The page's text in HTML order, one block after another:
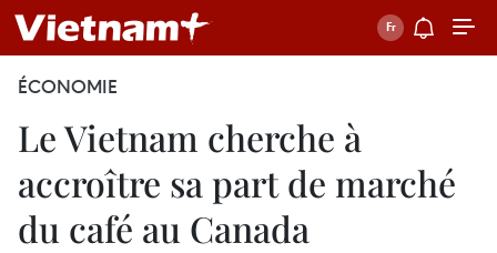
ÉCONOMIE
Le Vietnam cherche à
accroître sa part de marché
du café au Canada